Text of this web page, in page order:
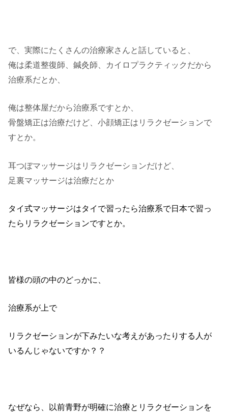
で、実際にたくさんの治療家さんと話していると、
俺は柔道整復師、鍼灸師、カイロプラクティックだから
治療系だとか、
俺は整体屋だから治療系ですとか、
骨盤矯正は治療だけど、小顔矯正はリラクゼーションで
すとか。
耳つぼマッサージはリラクゼーションだけど、
足裏マッサージは治療だとか
タイ式マッサージはタイで習ったら治療系で日本で習っ
たらリラクゼーションですとか。
皆様の頭の中のどっかに、
治療系が上で
リラクゼーションが下みたいな考えがあったりする人が
いるんじゃないですか？？
なぜなら、以前青野が明確に治療とリラクゼーションを